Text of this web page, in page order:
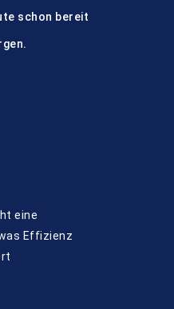
schon bereit
eine
Effizienz